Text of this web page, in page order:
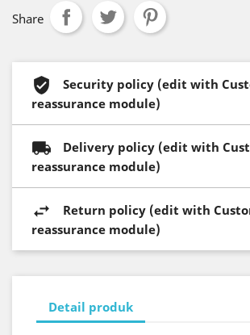
Share
Security policy (edit with
reassurance module)
Delivery policy (edit with
reassurance module)
Return policy (edit with
reassurance module)
Detail produk